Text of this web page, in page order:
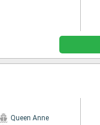
Queen Anne